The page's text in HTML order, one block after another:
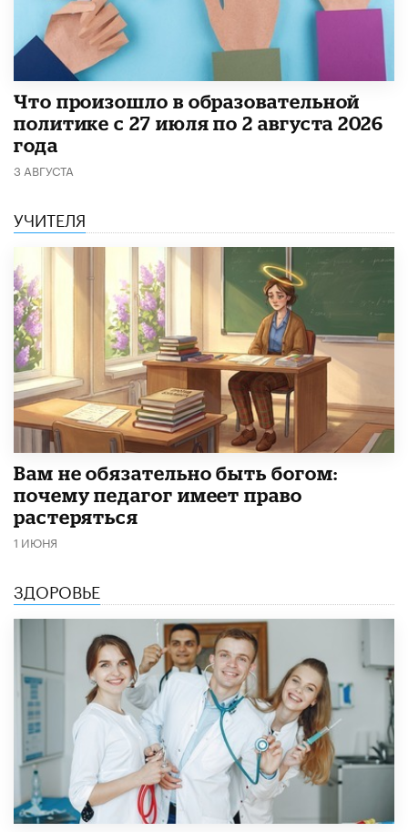
​Что произошло в образовательной
политике с 27 июля по 2 августа 2026
года
3 АВГУСТА
УЧИТЕЛЯ
​Вам не обязательно быть богом:
почему педагог имеет право
растеряться
1 ИЮНЯ
ЗДОРОВЬЕ